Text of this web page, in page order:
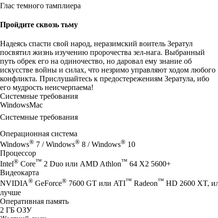
Глас темного тамплиера
Пройдите сквозь тьму
Надеясь спасти свой народ, неразимский воитель Зератул
посвятил жизнь изучению пророчества зел-нага. Выбранный
путь обрек его на одиночество, но даровал ему знание об
искусстве войны и силах, что незримо управляют ходом любого
конфликта. Прислушайтесь к предостережениям Зератула, ибо
его мудрость неисчерпаема!
Системные требования
WindowsMac
Системные требования
Операционная система
Windows® 7 / Windows® 8 / Windows® 10
Процессор
Intel® Core™ 2 Duo или AMD Athlon™ 64 X2 5600+
Видеокарта
NVIDIA® GeForce® 7600 GT или ATI™ Radeon™ HD 2600 XT,
лучше
Оперативная память
2 ГБ ОЗУ